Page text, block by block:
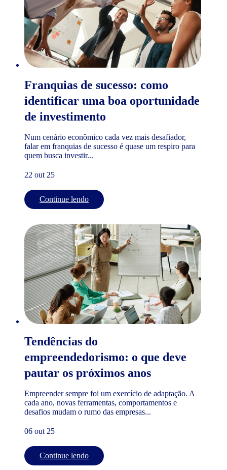
Franquias de sucesso: como
identificar uma boa oportunidade
de investimento
Num cenário econômico cada vez mais desafiador,
falar em franquias de sucesso é quase um respiro para
quem busca investir...
22 out 25
Continue lendo
Tendências do
empreendedorismo: o que deve
pautar os próximos anos
Empreender sempre foi um exercício de adaptação. A
cada ano, novas ferramentas, comportamentos e
desafios mudam o rumo das empresas...
06 out 25
Continue lendo